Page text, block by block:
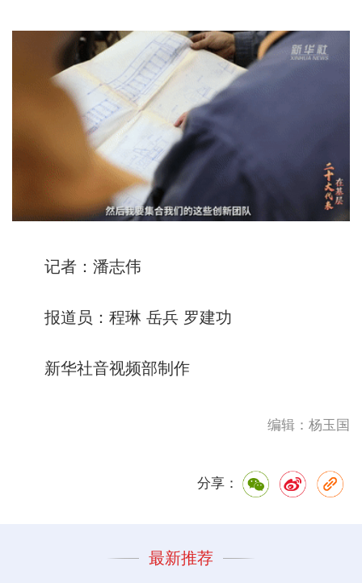
记者：潘志伟
报道员：程琳 岳兵 罗建功
新华社音视频部制作
编辑：杨玉国
分享：
最新推荐